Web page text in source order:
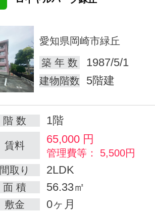
愛知県岡崎市緑丘
築 年 数
1987/5/1
建物階数 5階建
階 数 1階
賃料 65,000 円
管理費等： 5,500円
間取り
2LDK
面 積 56.33㎡
敷金 0ヶ月